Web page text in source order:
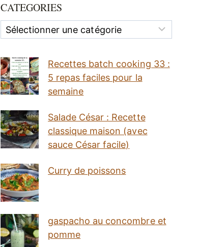
CATEGORIES
Categories
Recettes batch cooking 33 :
5 repas faciles pour la
semaine
Salade César : Recette
classique maison (avec
sauce César facile)
Curry de poissons
gaspacho au concombre et
pomme